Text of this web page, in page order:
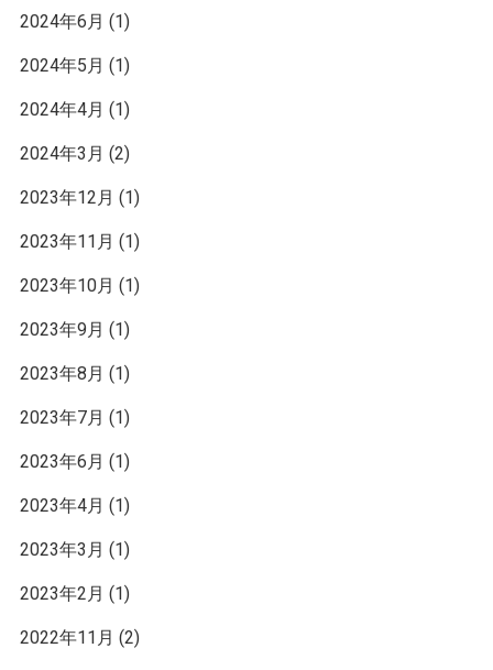
2024年6月 (1)
2024年5月 (1)
2024年4月 (1)
2024年3月 (2)
2023年12月 (1)
2023年11月 (1)
2023年10月 (1)
2023年9月 (1)
2023年8月 (1)
2023年7月 (1)
2023年6月 (1)
2023年4月 (1)
2023年3月 (1)
2023年2月 (1)
2022年11月 (2)